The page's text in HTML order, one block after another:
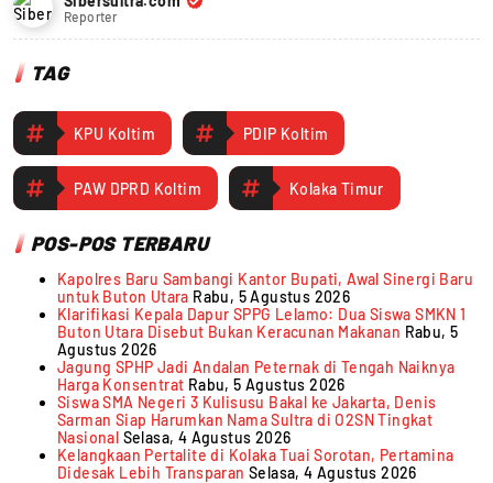
Reporter
TAG
KPU Koltim PDIP Koltim
PAW DPRD Koltim Kolaka Timur
POS-POS TERBARU
Kapolres Baru Sambangi Kantor Bupati, Awal Sinergi Baru
untuk Buton Utara Rabu, 5 Agustus 2026
Klarifikasi Kepala Dapur SPPG Lelamo: Dua Siswa SMKN 1
Buton Utara Disebut Bukan Keracunan Makanan Rabu, 5
Agustus 2026
Jagung SPHP Jadi Andalan Peternak di Tengah Naiknya
Harga Konsentrat Rabu, 5 Agustus 2026
Siswa SMA Negeri 3 Kulisusu Bakal ke Jakarta, Denis
Sarman Siap Harumkan Nama Sultra di O2SN Tingkat
Nasional Selasa, 4 Agustus 2026
Kelangkaan Pertalite di Kolaka Tuai Sorotan, Pertamina
Didesak Lebih Transparan Selasa, 4 Agustus 2026